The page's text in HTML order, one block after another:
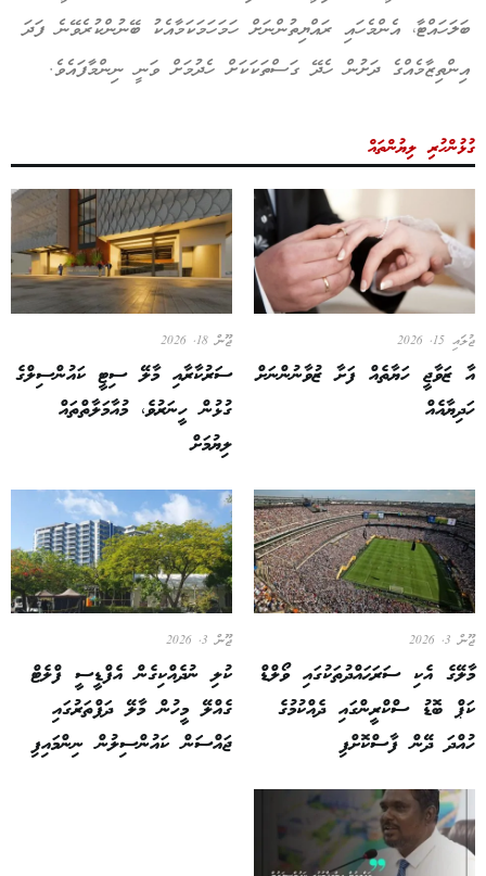
ބަލަހައްޓާ، އެންމެހައި ރައްޔިތުންނަށް ހަމަހަމަކަމާއެކު ބޭނުންކުރެވޭނެ ފަދަ
އިންތިޒާމެއްގެ ދަށުން ހެދޭ ގަސްތަކަކަށް ހެދުމަށް ވަނީ ނިންމާފައެވެ.
ގުޅުންހުރި ލިޔުންތައް
ޖުލައި 15, 2026
އާ ޒަވާޖީ ހަޔާތެއް ފަށާ ޒުވާނުންނަށް
ހަދިޔާއެއް
ޖޫން 18, 2026
ސަރުކާރާއި މާލޭ ސިޓީ ކައުންސިލްގެ
ގުޅުން ހީނަރުވެ، މުއާމަލާތްތައް
ލިޔުމަށް
ޖޫން 3, 2026
މާލޭގެ އެކި ސަރަޙައްދުތަކުގައި ވޯލްޑް
ކަޕް ބޮޑު ސްކްރީންގައި ދެއްކުމުގެ
ހުއްދަ ދޭން ފާސްކޮށްފި
ޖޫން 3, 2026
ކުލި ނުދެއްކިގެން އެފްޑީސީ ފްލެޓް
ގެއްލޭ މީހުން މާލޭ ދަފްތަރުގައި
ޖައްސަން ކައުންސިލުން ނިންމައިފި